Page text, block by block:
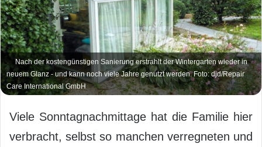
Nach der kostengünstigen Sanierung erstrahlt der Wintergarten wieder in
neuem Glanz - und kann noch viele Jahre genutzt werden. Foto: djd/Repair
Care International GmbH
Viele Sonntagnachmittage hat die Familie hier
verbracht, selbst so manchen verregneten und